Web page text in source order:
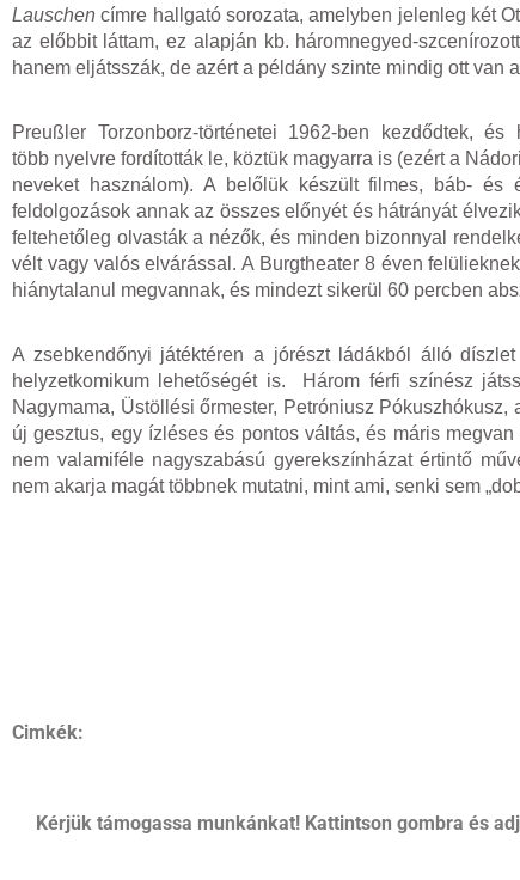
Lauschen címre hallgató sorozata, amelyben jelenleg két
az előbbit láttam, ez alapján kb. háromnegyed-
hanem eljátsszák, de azért a példány szinte mindig ott van
Preußler Torzonborz-történetei 1962-ben kezdődtek, és
több nyelvre fordították le, köztük magyarra is (ezért a
neveket használom). A belőlük készült filmes, báb- és
feldolgozások annak az összes előnyét és hátrányát
feltehetőleg olvasták a nézők, és minden bizonnyal
vélt vagy valós elvárással. A Burgtheater 8 éven
hiánytalanul megvannak, és mindezt sikerül 60 percben
A zsebkendőnyi játéktéren a jórészt ládákból álló
helyzetkomikum lehetőségét is. Három férfi színész
Nagymama, Üstöllési őrmester, Petróniusz
új gesztus, egy ízléses és pontos váltás, és máris
nem valamiféle nagyszabású gyerekszínházat értintő
nem akarja magát többnek mutatni, mint ami, senki sem
Cimkék:
Kérjük támogassa munkánkat! Kattintson gombra és